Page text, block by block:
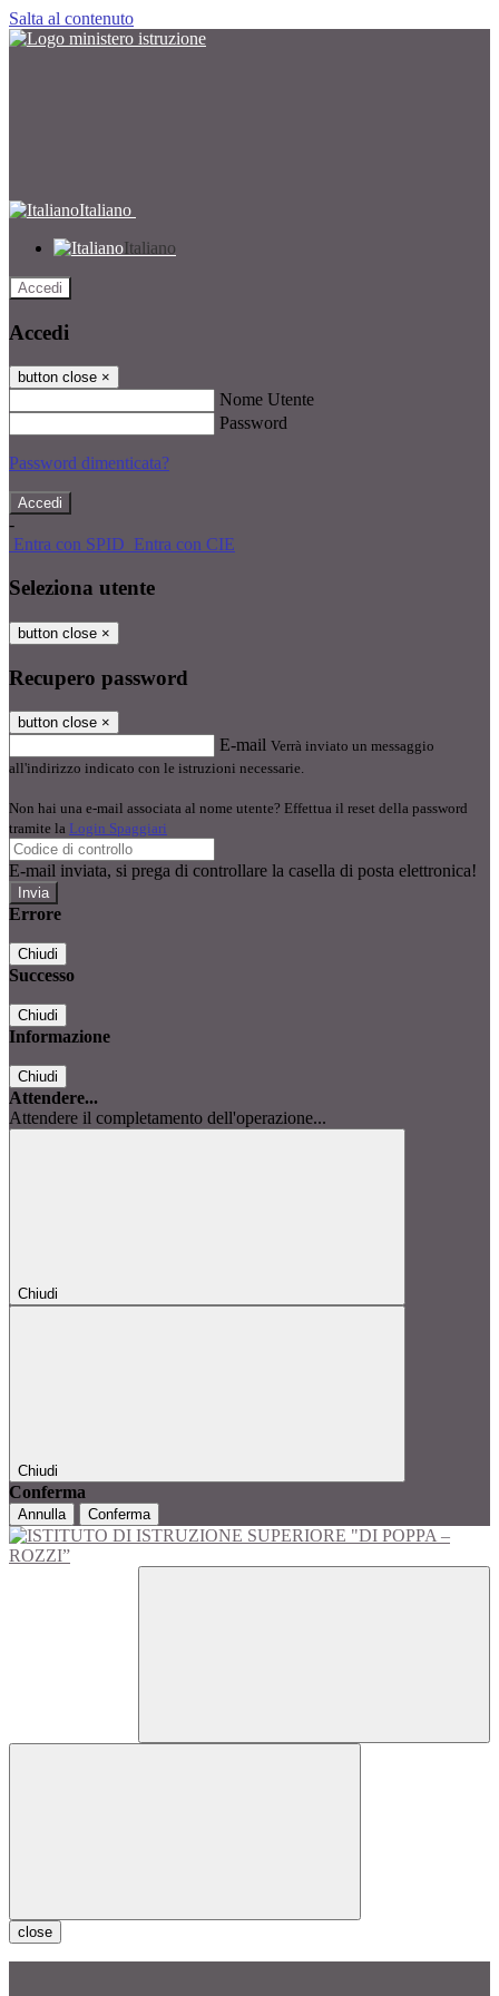
Salta al contenuto
Italiano
Italiano
Accedi
Accedi
button close ×
Nome Utente
Password
Password dimenticata?
-
Entra con SPID Entra con CIE
Seleziona utente
button close ×
Recupero password
button close ×
E-mail Verrà inviato un messaggio
all'indirizzo indicato con le istruzioni necessarie.
Non hai una e-mail associata al nome utente? Effettua il reset della password
tramite la Login Spaggiari
E-mail inviata, si prega di controllare la casella di posta elettronica!
Errore
Chiudi
Successo
Chiudi
Informazione
Chiudi
Attendere...
Attendere il completamento dell'operazione...
Chiudi
Chiudi
Conferma
Annulla Conferma
close